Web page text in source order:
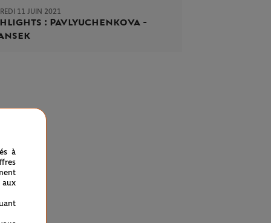
11 JUIN 2021
: Pavlyuchenkova -
à
aux